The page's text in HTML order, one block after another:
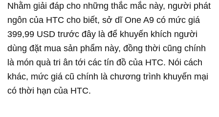
Nhằm giải đáp cho những thắc mắc này, người phát
ngôn của HTC cho biết, sở dĩ One A9 có mức giá
399,99 USD trước đây là để khuyến khích người
dùng đặt mua sản phẩm này, đồng thời cũng chính
là món quà tri ân tới các tín đồ của HTC. Nói cách
khác, mức giá cũ chính là chương trình khuyến mại
có thời hạn của HTC.